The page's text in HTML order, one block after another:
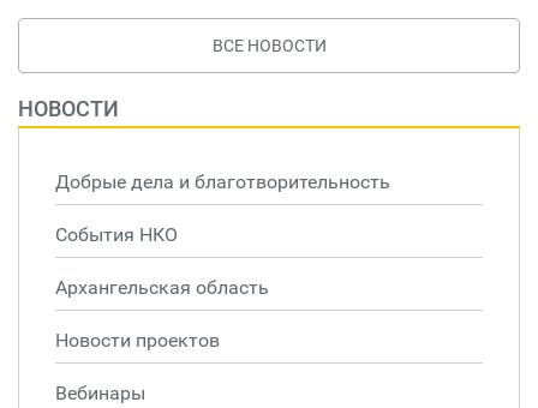
ВСЕ НОВОСТИ
НОВОСТИ
Добрые дела и благотворительность
События НКО
Архангельская область
Новости проектов
Вебинары